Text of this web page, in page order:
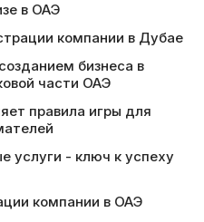
в ОАЭ
компании в Дубае
бизнеса в
части ОАЭ
правила игры для
услуги - ключ к успеху
компании в ОАЭ